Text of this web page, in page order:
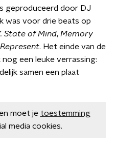
geproduceerd door DJ
was voor drie beats op
State of Mind, Memory
Represent. Het einde van de
een leuke verrassing:
samen een plaat
moet je toestemming
media cookies.